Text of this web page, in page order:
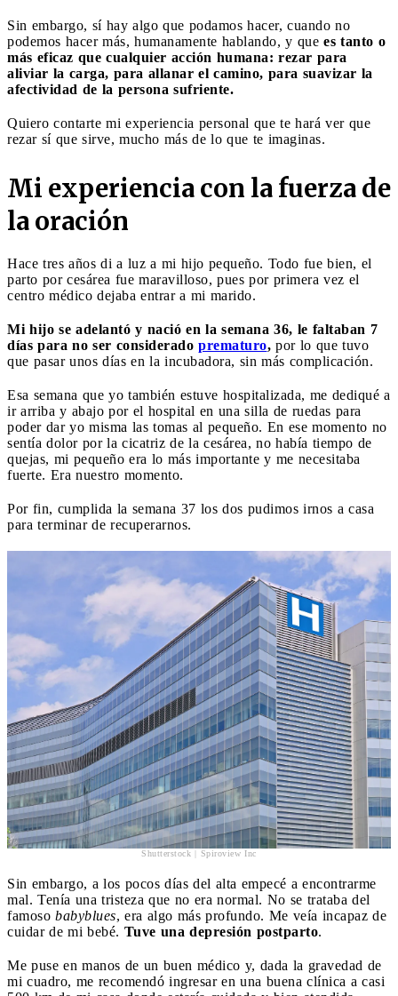
Sin embargo, sí hay algo que podamos hacer, cuando no
podemos hacer más, humanamente hablando, y que es tanto o
más eficaz que cualquier acción humana: rezar para
aliviar la carga, para allanar el camino, para suavizar la
afectividad de la persona sufriente.
Quiero contarte mi experiencia personal que te hará ver que
rezar sí que sirve, mucho más de lo que te imaginas.
Mi experiencia con la fuerza de
la oración
Hace tres años di a luz a mi hijo pequeño. Todo fue bien, el
parto por cesárea fue maravilloso, pues por primera vez el
centro médico dejaba entrar a mi marido.
Mi hijo se adelantó y nació en la semana 36, le faltaban 7
días para no ser considerado prematuro, por lo que tuvo
que pasar unos días en la incubadora, sin más complicación.
Esa semana que yo también estuve hospitalizada, me dediqué a
ir arriba y abajo por el hospital en una silla de ruedas para
poder dar yo misma las tomas al pequeño. En ese momento no
sentía dolor por la cicatriz de la cesárea, no había tiempo de
quejas, mi pequeño era lo más importante y me necesitaba
fuerte. Era nuestro momento.
Por fin, cumplida la semana 37 los dos pudimos irnos a casa
para terminar de recuperarnos.
Shutterstock | Spiroview Inc
Sin embargo, a los pocos días del alta empecé a encontrarme
mal. Tenía una tristeza que no era normal. No se trataba del
famoso babyblues, era algo más profundo. Me veía incapaz de
cuidar de mi bebé. Tuve una depresión postparto.
Me puse en manos de un buen médico y, dada la gravedad de
mi cuadro, me recomendó ingresar en una buena clínica a casi